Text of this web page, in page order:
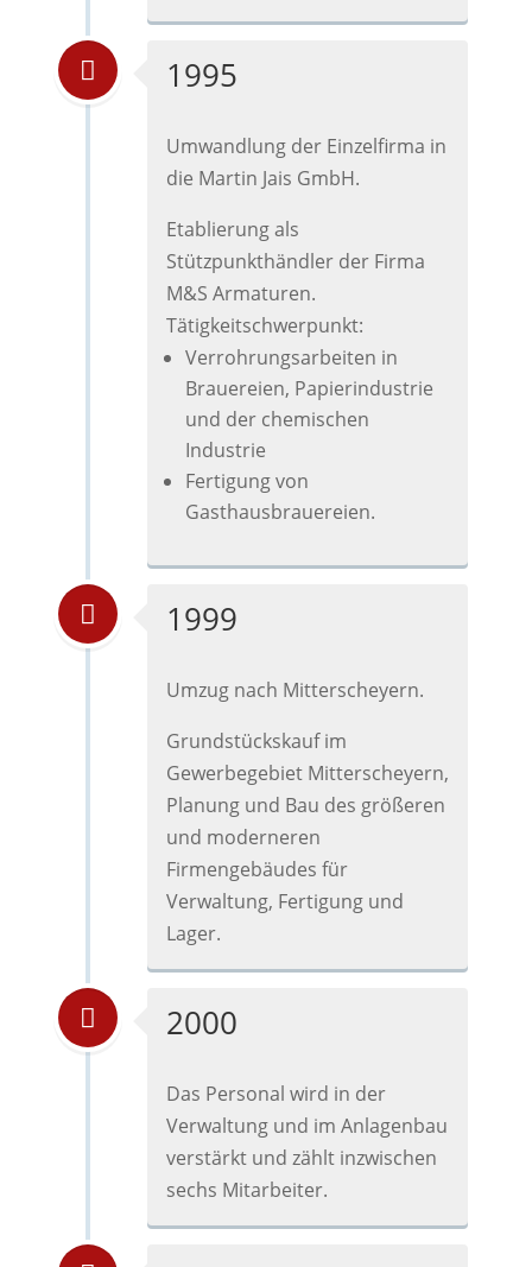
1995
Umwandlung der Einzelfirma in
die Martin Jais GmbH.
Etablierung als
Stützpunkthändler der Firma
M&S Armaturen.
Tätigkeitschwerpunkt:
Verrohrungsarbeiten in
Brauereien, Papierindustrie
und der chemischen
Industrie
Fertigung von
Gasthausbrauereien.
1999
Umzug nach Mitterscheyern.
Grundstückskauf im
Gewerbegebiet Mitterscheyern,
Planung und Bau des größeren
und moderneren
Firmengebäudes für
Verwaltung, Fertigung und
Lager.
2000
Das Personal wird in der
Verwaltung und im Anlagenbau
verstärkt und zählt inzwischen
sechs Mitarbeiter.